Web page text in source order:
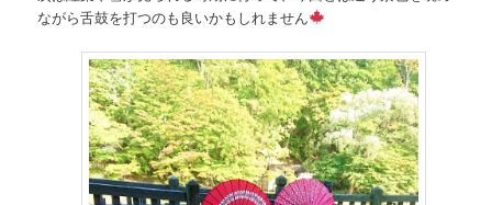
ながら舌鼓を打つのも良いかもしれません